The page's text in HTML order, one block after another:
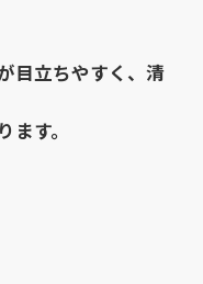
目立ちやすく、清
す。